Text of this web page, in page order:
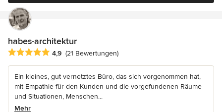
habes-architektur
Durchschnittliche Bewertung: 4.9 von 5 Sternen
4,9 (21 Bewertungen)
Ein kleines, gut vernetztes Büro, das sich vorgenommen hat,
mit Empathie für den Kunden und die vorgefundenen Räume
und Situationen, Menschen...
Mehr